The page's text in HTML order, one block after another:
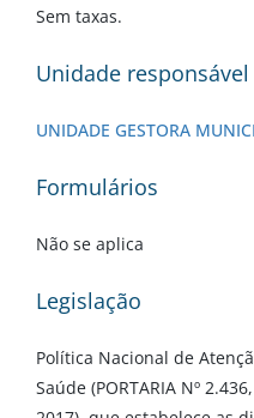
Sem taxas.
Unidade responsável
UNIDADE GESTORA
Formulários
Não se aplica
Legislação
Política Nacional de
Saúde (PORTARIA Nº